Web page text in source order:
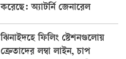
করেছে: অ্যাটর্নি জেনারেল
ঝিনাইদহে ফিলিং স্টেশনগুলোয়
ক্রেতাদের লম্বা লাইন, চাপ